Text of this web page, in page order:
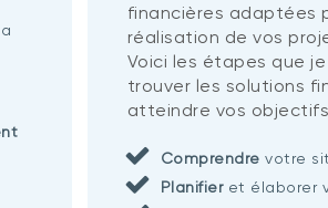
financières adaptées
réalisation de vos
Voici les étapes que
trouver les solutions
atteindre vos
Comprendre votre
Planifieret élaborer